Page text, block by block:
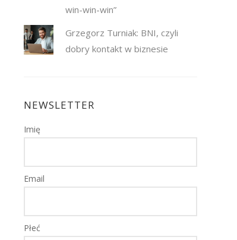
win-win-win”
Grzegorz Turniak: BNI, czyli
dobry kontakt w biznesie
NEWSLETTER
Imię
Email
Płeć